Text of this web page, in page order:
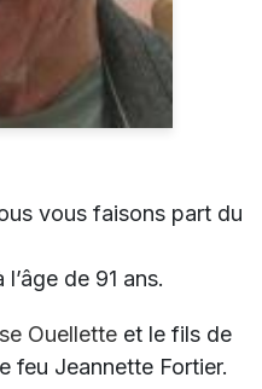
vous faisons part du
de 91 ans.
Ouellette et le fils de
feu Jeannette Fortier.